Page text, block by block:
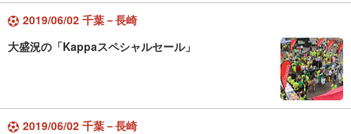
2019/06/02 千葉－長崎
大盛況の「Kappaスペシャルセール」
2019/06/02 千葉－長崎